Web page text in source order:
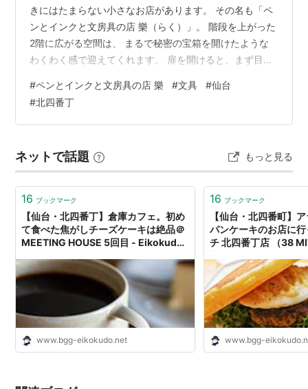
きにはたまらない小さなお店があります。 その名も「ペ
ンとインクと文房具の店 樂（らく）」。 階段を上がった
2階に広がる空間は、 まるで秘密の宝箱を開けたような
わくわく感で迎えてくれます。 扉を開けると、まず目に
んと300種類ほども揃っていて、眺めているだけで心が
躍ります。 ラメ入りや香り付き、さらにお店オリジナル
のインクまで種類豊富で、 試し書きをしながらお気に入
のほかに2人のお客さんがいて、 一人はペンの修理をお
願いしており、もう一人はゆ…
#ペンとインクと文房具の店 樂 #文具 #仙台
#北四番丁
ネットで話題 もっと見る
16 ブックマーク
【仙台・北四番丁】倉庫カフェ。初め
て食べた焦がしチーズケーキは絶品＠
MEETING HOUSE 5回目 - Eikokudo
www.bgg-eikokudo.net
16 ブックマーク
【仙台・北四番町】
パンケーキのお店に
チ 北四番丁店 （38
www.bgg-